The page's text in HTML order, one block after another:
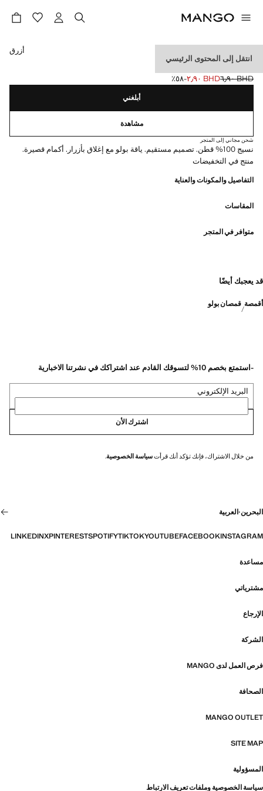
انتقل إلى المحتوى الرئيسي
تي شيرت قطني من بولو
السعر الأول محذوف [BHD ٦٫٩٠ ]
BHD ٦٫٩٠
السعر الحالي [BHD ٢٫٩٠ ]
BHD ٢٫٩٠ ؜-٥٨٪؜
حدد اللون
أزرق
أبلغني
مشاهدة
شحن مجاني إلى المتجر
نسيج 100% قطن. تصميم مستقيم. ياقة بولو مع إغلاق بأزرار. أكمام قصيرة.
منتج في التخفيضات
التفاصيل والمكونات والعناية
المقاسات
متوافر في المتجر
قد يعجبك أيضًا
أقمصة قمصان بولو
-استمتع بخصم 10% لتسوقك القادم عند اشتراكك في نشرتنا الاخبارية
البريد الإلكتروني
اشترك الأن
من خلال الاشتراك، فإنك تؤكد أنك قرأتسياسة الخصوصية.
البحرين·العربية
INSTAGRAM
FACEBOOK
YOUTUBE
TIKTOK
SPOTIFY
PINTEREST
X
LINKEDIN
مساعدة
مشترياتي
الإرجاع
الشركة
فرص العمل لدى MANGO
الصحافة
MANGO OUTLET
SITE MAP
المسؤولية
سياسة الخصوصية وملفات تعريف الارتباط